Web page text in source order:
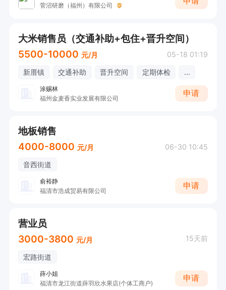
菅沼研磨（福州）有限公司
大米销售员（交通补助+包住+晋升空间）
5500-10000 元/月 05-18 01:19
新厝镇 交通补助 晋升空间 定期体检 ...
涂赐林
福州金麦香实业发展有限公司
申请
地板销售
4000-8000 元/月 06-30 10:45
音西街道
俞裕静
福清市浩成贸易有限公司
申请
营业员
3000-3800 元/月 15天前
宏路街道
薛小姐
福清市龙江街道薛羽欣水果店(个体工商户)
申请